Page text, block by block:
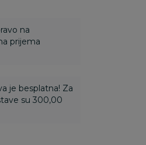
na
prijema
je besplatna! Za
su 300,00